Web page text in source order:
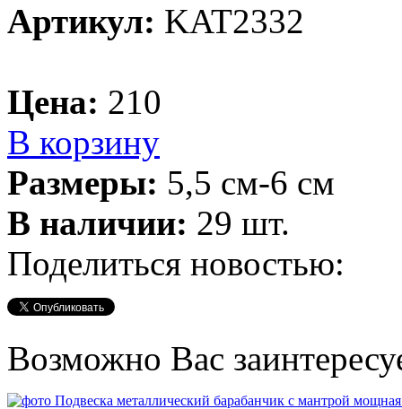
Артикул: KAT2332
Цена: 210
В корзину
Размеры: 5,5 см-6 см
В наличии: 29 шт.
Поделиться новостью:
Возможно Вас